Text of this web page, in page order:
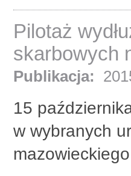
Pilotaż
skarbowych
Publikacja:
15
w wybranych